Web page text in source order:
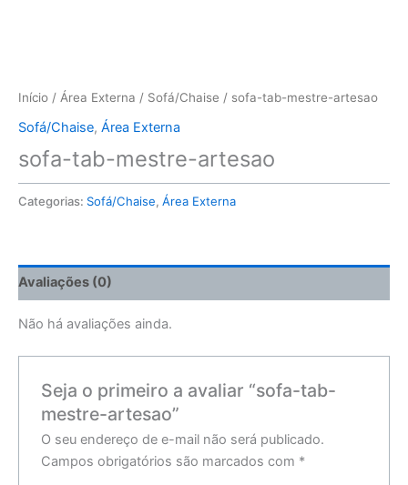
Início / Área Externa / Sofá/Chaise / sofa-tab-mestre-artesao
Sofá/Chaise, Área Externa
sofa-tab-mestre-artesao
Categorias: Sofá/Chaise, Área Externa
Avaliações (0)
Não há avaliações ainda.
Seja o primeiro a avaliar “sofa-tab-
mestre-artesao”
O seu endereço de e-mail não será publicado.
Campos obrigatórios são marcados com *